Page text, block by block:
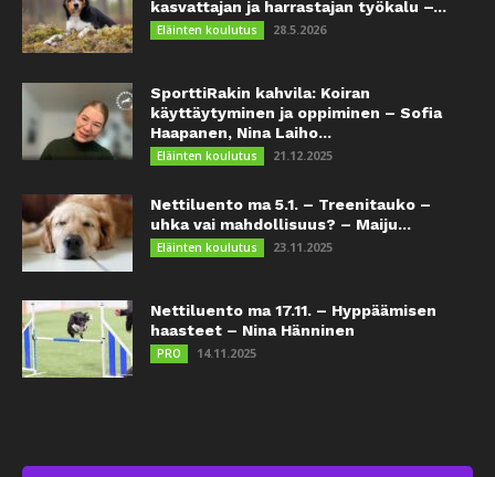
kasvattajan ja harrastajan työkalu –...
Eläinten koulutus 28.5.2026
SporttiRakin kahvila: Koiran
käyttäytyminen ja oppiminen – Sofia
Haapanen, Nina Laiho...
Eläinten koulutus 21.12.2025
Nettiluento ma 5.1. – Treenitauko –
uhka vai mahdollisuus? – Maiju...
Eläinten koulutus 23.11.2025
Nettiluento ma 17.11. – Hyppäämisen
haasteet – Nina Hänninen
PRO 14.11.2025